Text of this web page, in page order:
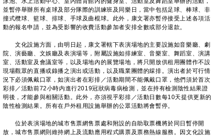
並暫停舉辦所有桌球及部分隊際的訓練班及同樂日，當中包括足球、棒球、非
撞式欖球、籃球、排球、手球及曲棍球。此外，康文署亦暫停接受上述各項活
動的報名申請，並為受影響的收費活動參加者安排全數或部分退款。
文化設施方面，由明日起，康文署轄下表演場地的主要設施如音樂廳、劇
院、演藝廳、文娛廳及表演場等，附屬設施如排練室、音樂室、舞蹈室、演講
室、活動室及會議室等，以及場地內的展覽場地，將只開放供租用團體作不設
現場觀眾的直播或錄播之演出或活動，以及職業團體的綵排。演出者於可行情
況下必須佩戴口罩，如演出者在彩排／活動期間不能佩戴口罩，他們須於首次
彩排／活動前72小時内進行2019冠狀病毒病檢測，並在持有檢測陰性結果證
明後，才能參與相關活動。此外，亦須視乎彩排／活動日數每10天提供更新的
陰性檢測結果。所有在戶外租用設施舉辦的公眾活動將會暫停。
位於表演場地的城市售票網售票處和附設的自助取票機將於同日暫停開
放，城市售票網則維持網上及流動應用程式購票及票務熱線服務。因文化設施